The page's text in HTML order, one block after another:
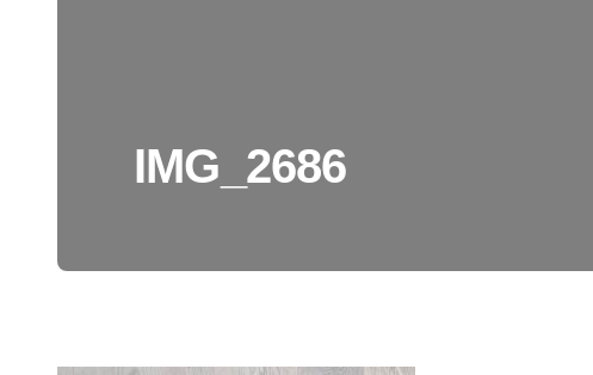
IMG_2686